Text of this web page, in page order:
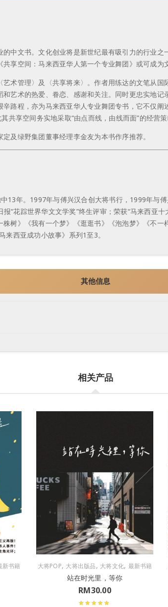
中文书。文化创业将是新世纪最有吸引力的行业
享空间：马来西亚华人第一个专业舞团》或可成为
术管理〉及〈共享将来〉。作者用练达的文笔从
艺术的热爱、眷恋、感谢和关注。同时更忠实地
路程，亦为马来西亚华人专业舞团专书，它不仅
共享空间务实地采取“由点而线，由线而面”的经营
及绿野集团董事经理李金友为本书作序推荐。
13年。1997年与傅兴汉合创大将书行，1999年与
“花踪世界华文文学奖”终生评审；荣获“马来西亚
树》《我有一个梦》《逛逛书》《泡泡梦》《不
西亚成功小故事》系列1至3。
其他信息
相关产品
新书籍 大将POP, 大将出版品, 大将文化, 最新书籍
站在时光里，等你
RM30.00